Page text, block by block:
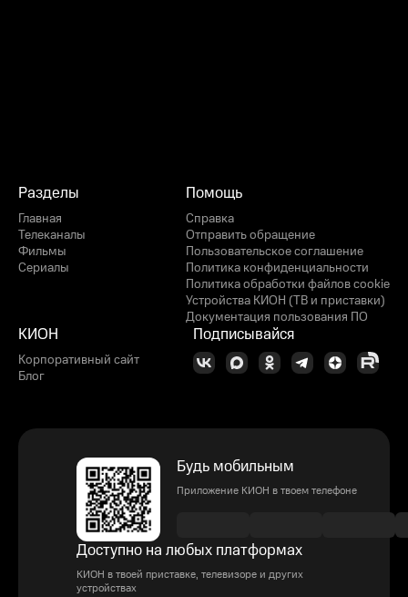
Разделы
Главная
Телеканалы
Фильмы
Сериалы
Помощь
Справка
Отправить обращение
Пользовательское соглашение
Политика конфиденциальности
Политика обработки файлов cookie
Устройства КИОН (ТВ и приставки)
Документация пользования ПО
КИОН
Корпоративный сайт
Блог
Подписывайся
Будь мобильным
Приложение КИОН в твоем телефоне
Доступно на любых платформах
КИОН в твоей приставке, телевизоре и других
устройствах